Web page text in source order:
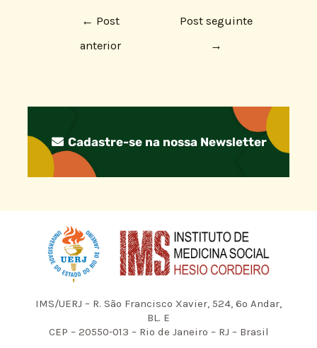
← Post
anterior
Post seguinte
→
Cadastre-se na nossa Newsletter
IMS/UERJ – R. São Francisco Xavier, 524, 6º Andar,
BL. E
CEP – 20550-013 – Rio de Janeiro – RJ – Brasil